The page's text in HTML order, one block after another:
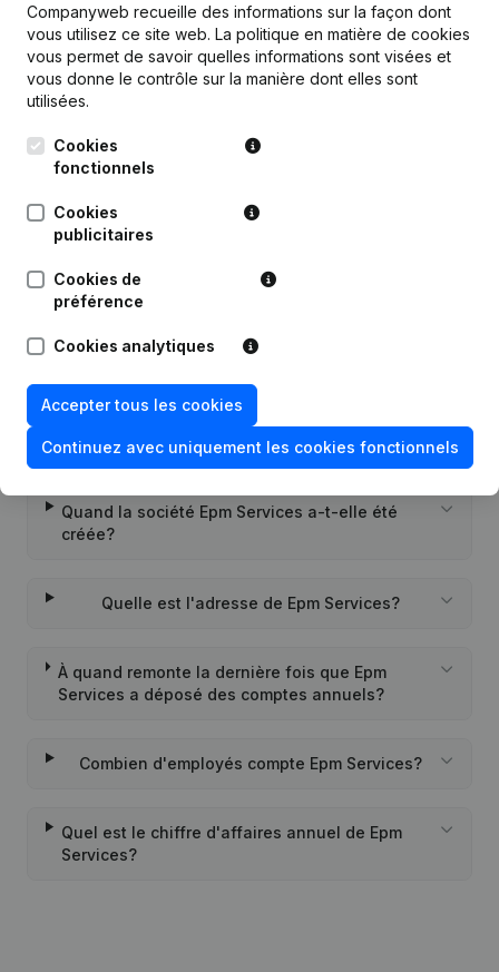
Date Publication
12-06-2024 Siège Social (NL)
12-06-2018
Rubrique Constitution (Nouvelle
Questions fréquemment posées
Quel est l'identifiant PEPPOL de Epm Services?
Quand la société Epm Services a-t-elle été
créée?
Quelle est l'adresse de Epm Services?
À quand remonte la dernière fois que Epm
Services a déposé des comptes annuels?
Combien d'employés compte Epm Services?
Quel est le chiffre d'affaires annuel de Epm
Services?
Companyweb recueille des informations sur la façon dont
vous utilisez ce site web. La politique en matière de cookies
vous permet de savoir quelles informations sont visées et
vous donne le contrôle sur la manière dont elles sont
utilisées.
Cookies
fonctionnels
Cookies
publicitaires
Cookies de
préférence
Cookies analytiques
Accepter tous les cookies
Continuez avec uniquement les cookies fonctionnels